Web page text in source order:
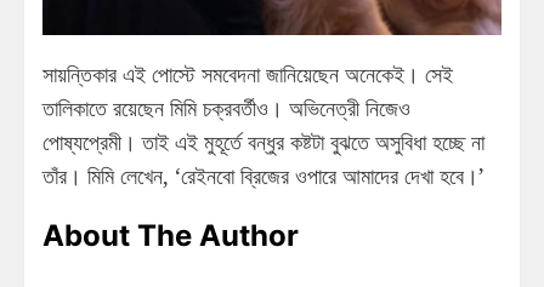
সায়ন্তিকার এই পোস্টে সমবেদনা জানিয়েছেন অনেকেই। সেই
তালিকাতে রয়েছেন মিমি চক্রবর্তীও। অভিনেত্রী নিজেও
পোষ্যপ্রেমী। তাই এই মুহূর্তে বন্ধুর কষ্টটা বুঝতে অসুবিধা হচ্ছে না
তাঁর। মিমি লেখেন, ‘রেইনবো ব্রিজের ওপারে আমাদের দেখা হবে।’
About The Author